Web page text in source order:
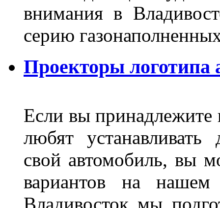
внимания в
серию
Проекторы логотипа
Если вы принадлежите
любят устанавливать
свой автомобиль, вы
вариантов на